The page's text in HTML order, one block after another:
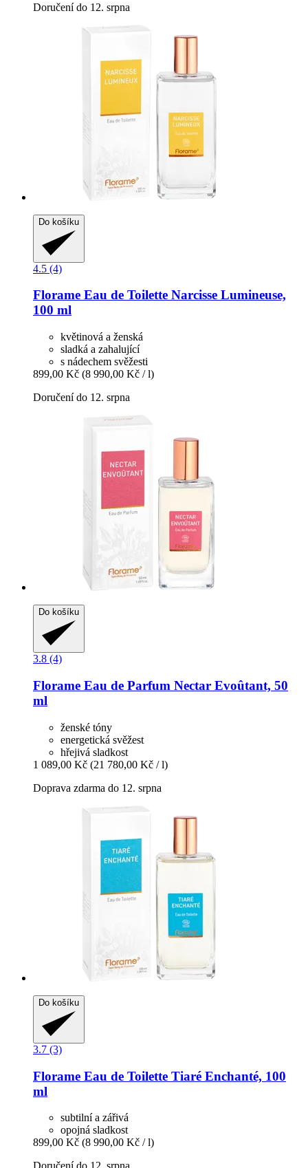
Doručení do 12. srpna
Do košíku
4.5 (4)
Florame Eau de Toilette Narcisse Lumineuse,
100 ml
květinová a ženská
sladká a zahalující
s nádechem svěžesti
899,00 Kč (8 990,00 Kč / l)
Doručení do 12. srpna
Do košíku
3.8 (4)
Florame Eau de Parfum Nectar Evoûtant, 50
ml
ženské tóny
energetická svěžest
hřejivá sladkost
1 089,00 Kč (21 780,00 Kč / l)
Doprava zdarma do 12. srpna
Do košíku
3.7 (3)
Florame Eau de Toilette Tiaré Enchanté, 100
ml
subtilní a zářivá
opojná sladkost
899,00 Kč (8 990,00 Kč / l)